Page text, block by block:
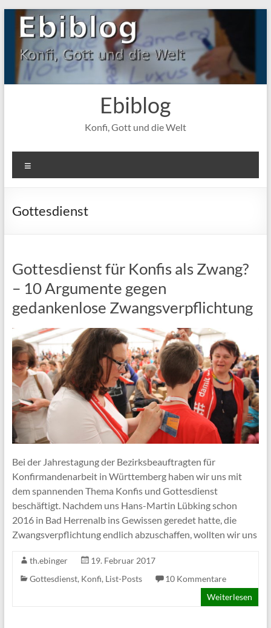
Zum
Inhalt
springen
Ebiblog
Konfi, Gott und die Welt
Gottesdienst
Gottesdienst für Konfis als Zwang?
– 10 Argumente gegen
gedankenlose Zwangsverpflichtung
Bei der Jahrestagung der Bezirksbeauftragten für
Konfirmandenarbeit in Württemberg haben wir uns mit
dem spannenden Thema Konfis und Gottesdienst
beschäftigt. Nachdem uns Hans-Martin Lübking schon
2016 in Bad Herrenalb ins Gewissen geredet hatte, die
Zwangsverpflichtung endlich abzuschaffen, wollten wir uns
th.ebinger
19. Februar 2017
Gottesdienst, Konfi, List-Posts
10 Kommentare
Weiterlesen